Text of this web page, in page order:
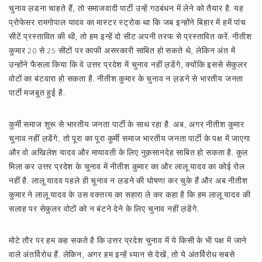
चुनाव ल़डना चाहते हैं, तो समाजवादी पार्टी उन्हें गठबंधन में लेने को तैयार है. यह
प्रोफेसर रामगोपाल यादव का मास्टर स्ट्रोक था कि जब इन्होंने बिहार में हमें पांच
सीटें प्रस्तावित की थी, तो हम इन्हें दो सीट अपनी तरफ से प्रस्तावित करें. नीतीश
कुमार 20 से 25 सीटों पर काफी असरकारी साबित हो सकते थे, लेकिन अंत में
उन्होंने फैसला किया कि वे उत्तर प्रदेश में चुनाव नहीं ल़डेंगे, क्योंकि इससे सेकुलर
वोटों का बंटवारा हो सकता है. नीतीश कुमार के चुनाव न ल़डने से भारतीय जनता
पार्टी मजबूत हुई है.
कुर्मी समाज शुरू से भारतीय जनता पार्टी के साथ रहा है. अब, अगर नीतीश कुमार
चुनाव नहीं ल़डेंगे, तो पूरा का पूरा कुर्मी समाज भारतीय जनता पार्टी के पक्ष में जाएगा
और वो अखिलेश यादव और मायावती के लिए नुक़सानदेह साबित हो सकता है. कुल
मिला कर उत्तर प्रदेश के चुनाव में नीतीश कुमार का और लालू यादव का कोई रोल
नहीं है. लालू यादव पहले ही चुनाव न ल़डने की घोषणा कर चुके हैं और अब नीतीश
कुमार ने लालू यादव के उस वक्तव्य का सहारा ले कर कहा है कि हम लालू यादव की
सलाह पर सेकुलर वोटों को न बंटने देने के लिए चुनाव नहीं ल़डेंगे.
मोटे तौर पर हम कह सकते है कि उत्तर प्रदेश चुनाव में ये किसी के भी पक्ष में जाने
वाले अंतर्विरोध हैं. लेकिन, अगर हम इन्हें ध्यान से देखें, तो ये अंतर्विरोध सबसे